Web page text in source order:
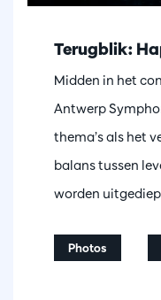
Terugblik:
Midden in het
Antwerp
thema’s als het
balans tussen
worden
Photos